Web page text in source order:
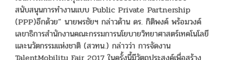
สนับสนุนการทำงานแบบ Public Private Partnership
(PPP)อีกด้วย” นายพรชัยฯ กล่าวด้าน ดร. กิติพงค์ พร้อมวงค์
เลขาธิการสำนักงานคณะกรรมการนโยบายวิทยาศาสตร์เทคโนโลยี
และนวัตกรรมแห่งชาติ (สวทน.) กล่าวว่า การจัดงาน